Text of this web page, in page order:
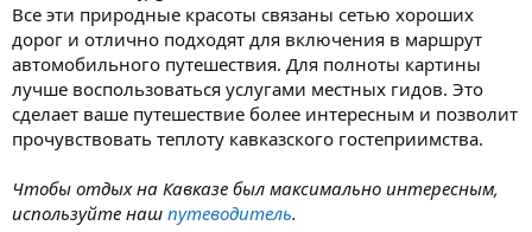
Все эти природные красоты связаны сетью хороших
дорог и отлично подходят для включения в маршрут
автомобильного путешествия. Для полноты картины
лучше воспользоваться услугами местных гидов. Это
сделает ваше путешествие более интересным и позволит
прочувствовать теплоту кавказского гостеприимства.
Чтобы отдых на Кавказе был максимально интересным,
используйте наш путеводитель.